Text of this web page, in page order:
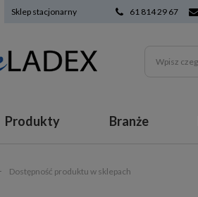
Sklep stacjonarny 61 814 29 67
Produkty Branże
Dostępność produktu w sklepach